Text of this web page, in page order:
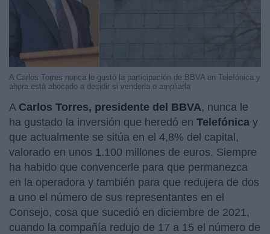
A Carlos Torres nunca le gustó la participación de BBVA en Telefónica y
ahora está abocado a decidir si venderla o ampliarla
A Carlos Torres, presidente del BBVA, nunca le
ha gustado la inversión que heredó en Telefónica y
que actualmente se sitúa en el 4,8% del capital,
valorado en unos 1.100 millones de euros. Siempre
ha habido que convencerle para que permanezca
en la operadora y también para que redujera de dos
a uno el número de sus representantes en el
Consejo, cosa que sucedió en diciembre de 2021,
cuando la compañía redujo de 17 a 15 el número de